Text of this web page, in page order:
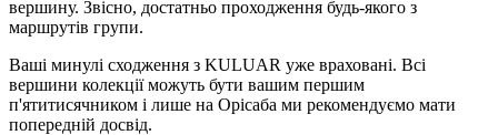
вершину. Звісно, достатньо проходження будь-якого з
маршрутів групи.
Ваші минулі сходження з KULUAR уже враховані. Всі
вершини колекції можуть бути вашим першим
п'ятитисячником і лише на Орісаба ми рекомендуємо мати
попередній досвід.